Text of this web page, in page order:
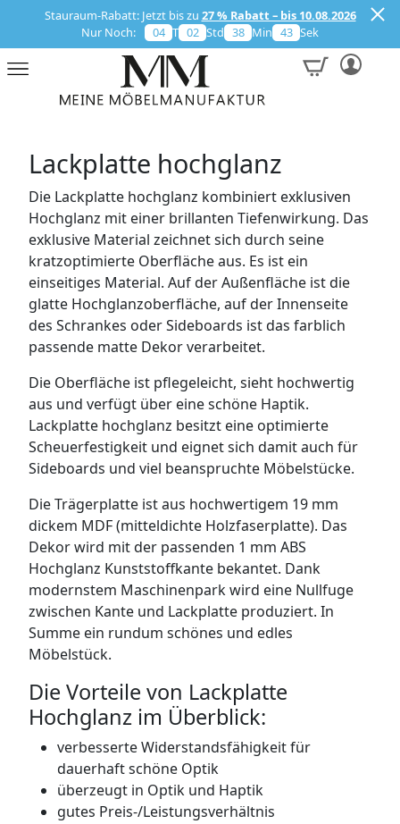
Stauraum-Rabatt: Jetzt bis zu 27 % Rabatt – bis 10.08.2026
Nur Noch:
04 T 02 Std 38 Min 43 Sek
Lackplatte hochglanz
Die Lackplatte hochglanz kombiniert exklusiven
Hochglanz mit einer brillanten Tiefenwirkung. Das
exklusive Material zeichnet sich durch seine
kratzoptimierte Oberfläche aus. Es ist ein
einseitiges Material. Auf der Außenfläche ist die
glatte Hochglanzoberfläche, auf der Innenseite
des Schrankes oder Sideboards ist das farblich
passende matte Dekor verarbeitet.
Die Oberfläche ist pflegeleicht, sieht hochwertig
aus und verfügt über eine schöne Haptik.
Lackplatte hochglanz besitzt eine optimierte
Scheuerfestigkeit und eignet sich damit auch für
Sideboards und viel beanspruchte Möbelstücke.
Die Trägerplatte ist aus hochwertigem 19 mm
dickem MDF (mitteldichte Holzfaserplatte). Das
Dekor wird mit der passenden 1 mm ABS
Hochglanz Kunststoffkante bekantet. Dank
modernstem Maschinenpark wird eine Nullfuge
zwischen Kante und Lackplatte produziert. In
Summe ein rundum schönes und edles
Möbelstück.
Die Vorteile von Lackplatte
Hochglanz im Überblick:
verbesserte Widerstandsfähigkeit für
dauerhaft schöne Optik
überzeugt in Optik und Haptik
gutes Preis-/Leistungsverhältnis
SHOP
NACH MÖBEL-TYPEN
NACH STILRICHTUNGEN
NACH MÖBEL-TYPEN
SCHRÄNKE
DACHSCHRÄGEN
KLEIDERSCHRÄNKE
BADMÖBEL
HÄNGESCHRÄNKE
SIDEBOARDS
KOMMODEN
LOWBOARDS
TV-MÖBEL
FLURMÖBEL
VITRINEN
ECKLÖSUNGEN
APOTHEKERSCHRANK
WANDBOARDS
NACH RÄUMEN
WOHNZIMMER
ESSZIMMER
KINDERZIMMER
FLUR
NACH STILRICHTUNGEN
NORDIC MINIMALISM
NATURAL BEAUTY
COZY CHIC
INDUSTRIAL COOL
BASIC
INSPIRATION
WOHNWELTEN
MAGAZIN
WOHNWELTEN
NATURAL BEAUTY
TIMELESS ELEGANCE
CREATOREN
CHRISTA
MAGAZIN
DIE PERFEKTE BÜCHERECKE
ALLE ANZEIGEN
KONFIGURATOR
SERVICE
SERVICES
SERVICES
SCHRANK-PLANER
AUFMASSSERVICE
AUFBAUANLEITUNG
LIEFERUNG
INFORMATIONEN
VIRTUELLER SHOWROOM
MATERIALIEN
KATALOGE
ÜBER UNS
UNTERNEHMEN
NACHHALTIGKEIT
AUSZEICHNUNGEN
MUSTER ERHALTEN
MUSTERBESTELLUNG